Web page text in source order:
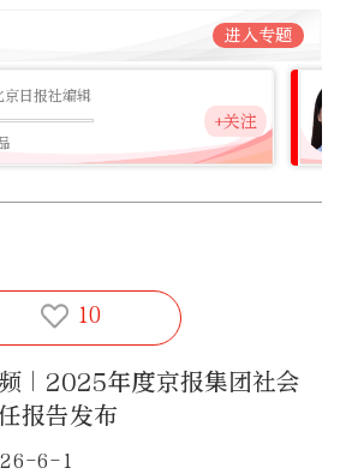
进入专题
京日报社编辑
+关注
10
｜2025年度京报集团社会
报告发布
6-1